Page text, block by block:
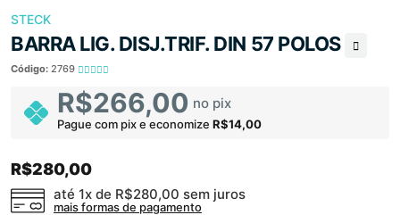
STECK
BARRA LIG. DISJ.TRIF. DIN 57 POLOS
Código: 2769
R$266,00 no pix
Pague com pix e economize R$14,00
R$280,00
até 1x de R$280,00 sem juros
mais formas de pagamento